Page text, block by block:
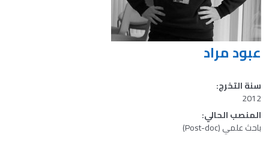
عبود مراد
سنة التخرج:
2012
المنصب الحالي:
باحث علمي (Post-doc)